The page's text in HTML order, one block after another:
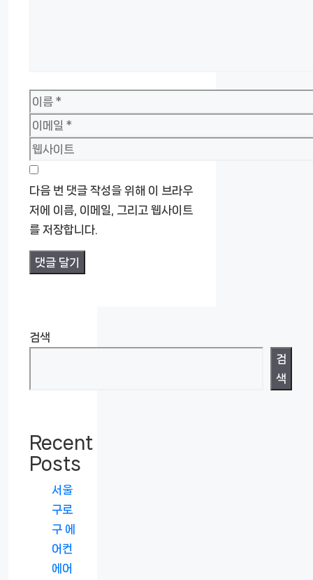
이
름
이
메
일
웹
사
이
트
다음 번 댓글 작성을 위해 이 브라우
저에 이름, 이메일, 그리고 웹사이트
를 저장합니다.
검색
검
색
Recent
Posts
서울
구로
구 에
어컨
에어